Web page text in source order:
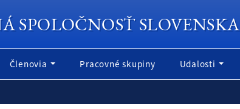
SPOLOČNOSŤ SLOVENSKA
Členovia Pracovné skupiny Udalosti